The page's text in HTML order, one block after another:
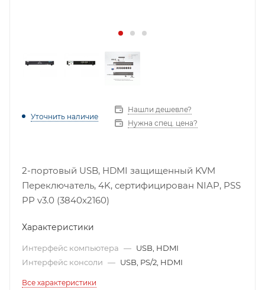
Уточнить наличие
Нашли дешевле?
Нужна спец. цена?
2-портовый USB, HDMI защищенный KVM
Переключатель, 4K, сертифицирован NIAP, PSS
PP v3.0 (3840x2160)
Характеристики
Интерфейс компьютера — USB, HDMI
Интерфейс консоли — USB, PS/2, HDMI
Все характеристики